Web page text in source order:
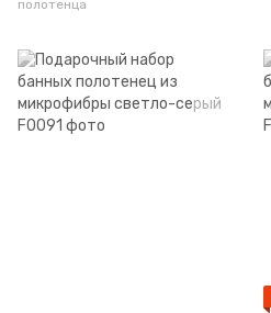
полотенца